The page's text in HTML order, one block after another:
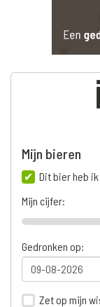
Mijn bieren
Dit bier heb
Mijn cijfer:
Gedronken op:
Zet op mijn